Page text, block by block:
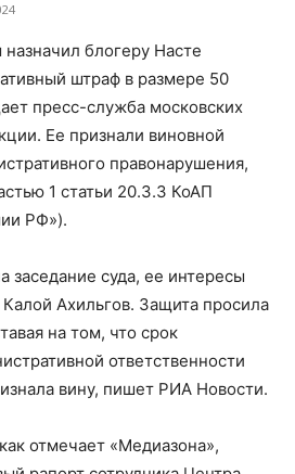
блогеру Насте
штраф в размере 50
пресс-служба московских
Ее признали виновной
правонарушения,
1 статьи 20.3.3 КоАП
РФ»).
заседание суда, ее интересы
Калой Ахильгов. Защита просила
на том, что срок
ответственности
вину, пишет РИА Новости.
отмечает «Медиазона»,